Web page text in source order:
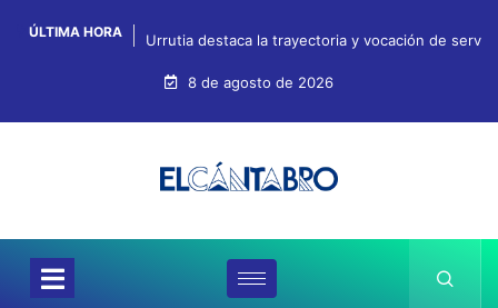
ÚLTIMA HORA Urrutia destaca la trayectoria y vocación de
8 de agosto de 2026